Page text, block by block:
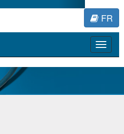
FR
Toggle